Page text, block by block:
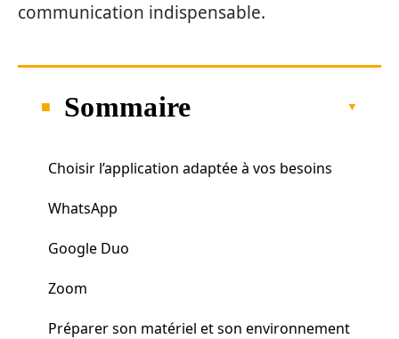
communication indispensable.
Sommaire
Choisir l’application adaptée à vos besoins
WhatsApp
Google Duo
Zoom
Préparer son matériel et son environnement